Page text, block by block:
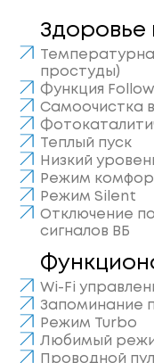
простуды)
Функция
Самоочистка
Теплый пуск
Низкий
Режим
Режим Silent
Отключение
сигналов ВБ
Wi-Fi
Запоминание
Режим Turbo
Любимый
Проводной